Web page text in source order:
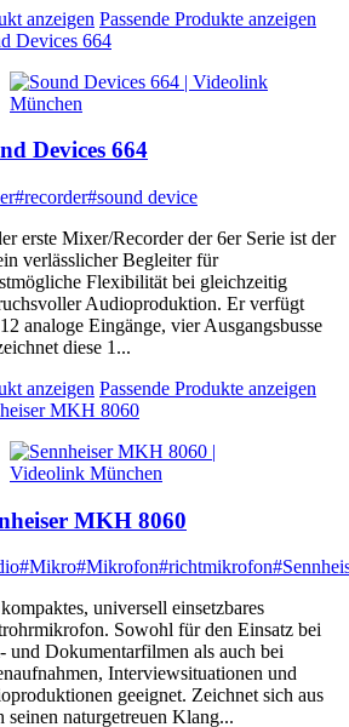
anzeigen Passende Produkte anzeigen
Devices 664
Devices 664
#recorder#sound device
erste Mixer/Recorder der 6er Serie ist der
verlässlicher Begleiter für
Flexibilität bei gleichzeitig
Audioproduktion. Er verfügt
analoge Eingänge, vier Ausgangsbusse
diese 1...
anzeigen Passende Produkte anzeigen
MKH 8060
MKH 8060
#Mikro#Mikrofon#richtmikrofon
universell einsetzbares
Sowohl für den Einsatz bei
und Dokumentarfilmen als auch bei
Interviewsituationen und
geeignet. Zeichnet sich aus
seinen naturgetreuen Klang...